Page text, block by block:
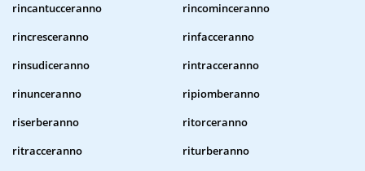
rincantucceranno
rincominceranno
rincresceranno
rinfacceranno
rinsudiceranno
rintracceranno
rinunceranno
ripiomberanno
riserberanno
ritorceranno
ritracceranno
riturberanno